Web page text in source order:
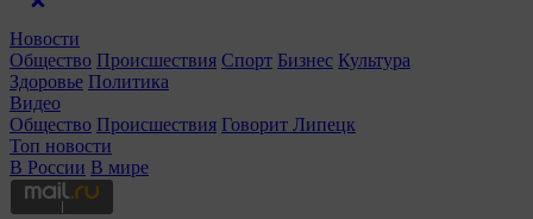
Новости
Общество Происшествия Спорт Бизнес Культура
Здоровье Политика
Видео
Общество Происшествия Говорит Липецк
Топ новости
В России В мире